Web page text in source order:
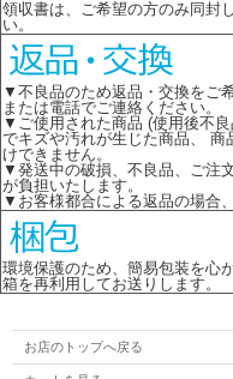
領収書は、ご希望の方のみ同封
い。
▼不良品のため返品・交換をご
または電話でご連絡ください。
▼ご使用された商品 (使用後不
でキズや汚れが生じた商品、 商
けできません。
▼発送中の破損、不良品、ご注
が負担いたします。
▼お客様都合による返品の場合
環境保護のため、簡易包装を心
箱を再利用してお送りします。
お店のトップへ戻る